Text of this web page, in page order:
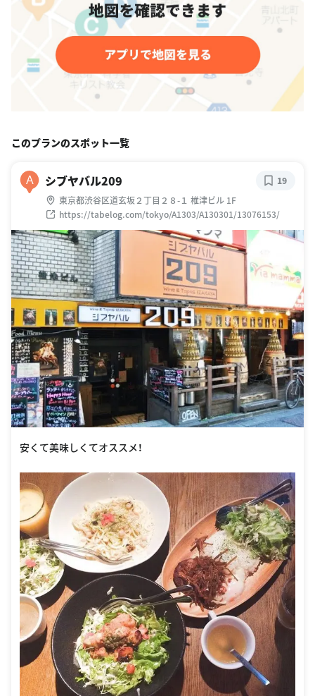
このプランのスポット一覧
A シブヤバル209
東京都渋谷区道玄坂２丁目２８-１ 椎津ビル 1F
https://tabelog.com/tokyo/A1303/A130301/13076153/
19
安くて美味しくてオススメ！